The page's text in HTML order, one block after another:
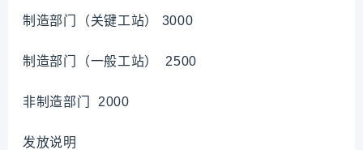
制造部门（关键工站） 3000
制造部门（一般工站） 2500
非制造部门 2000
发放说明